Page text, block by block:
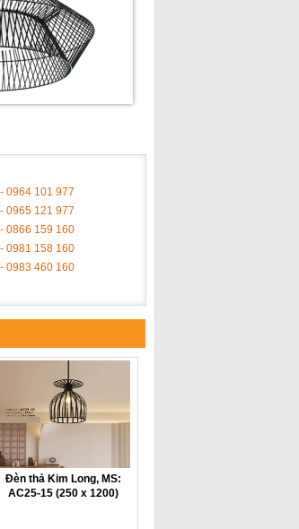
0964 101 977
0965 121 977
0866 159 160
0981 158 160
0983 460 160
Đèn thả Kim Long, MS:
AC25-15 (250 x 1200)